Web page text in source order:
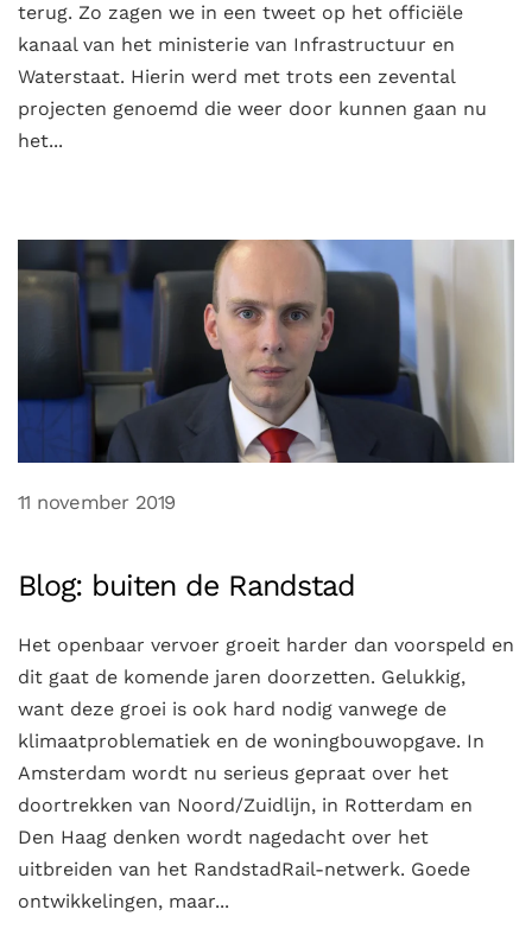
terug. Zo zagen we in een tweet op het officiële
kanaal van het ministerie van Infrastructuur en
Waterstaat. Hierin werd met trots een zevental
projecten genoemd die weer door kunnen gaan nu
het...
11 november 2019
Blog: buiten de Randstad
Het openbaar vervoer groeit harder dan voorspeld en
dit gaat de komende jaren doorzetten. Gelukkig,
want deze groei is ook hard nodig vanwege de
klimaatproblematiek en de woningbouwopgave. In
Amsterdam wordt nu serieus gepraat over het
doortrekken van Noord/Zuidlijn, in Rotterdam en
Den Haag denken wordt nagedacht over het
uitbreiden van het RandstadRail-netwerk. Goede
ontwikkelingen, maar...